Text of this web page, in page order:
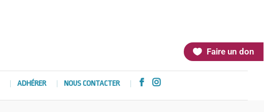
Faire un don
ADHÉRER NOUS CONTACTER  